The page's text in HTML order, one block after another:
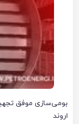
بومی‌سازی موفق
اروند